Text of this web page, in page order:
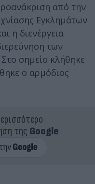
από την
Εγκλημάτων
η διενέργεια
των
σημείο κλήθηκε
ο αρμόδιος
της Google